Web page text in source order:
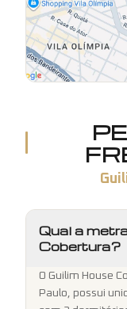
Qual a
Cobertura?
O Guilim House
Paulo, possui